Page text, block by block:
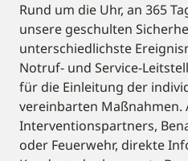
Rund um die Uhr, an 365
unsere geschulten
unterschiedlichste
Notruf- und Service-
für die Einleitung der
vereinbarten Maßnahmen.
Interventionspartners,
oder Feuerwehr, direkte